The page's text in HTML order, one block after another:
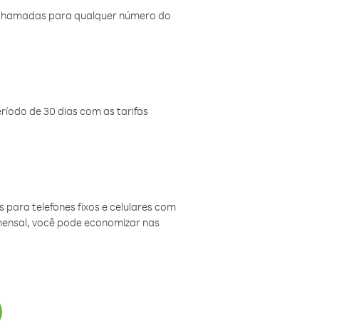
para qualquer número do
de 30 dias com as tarifas
telefones fixos e celulares com
você pode economizar nas